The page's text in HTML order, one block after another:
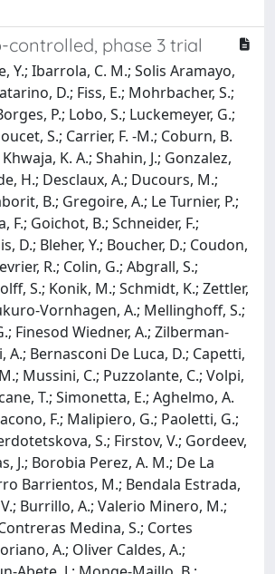
controlled, phase 3 trial
Y.; Ibarrola, C. M.; Solis Aramayo,
D.; Fiss, E.; Mohrbacher, S.;
P.; Lobo, S.; Luckemeyer, G.;
S.; Carrier, F. -M.; Coburn, B.
K. A.; Shahin, J.; Gonzalez,
H.; Desclaux, A.; Ducours, M.;
B.; Gregoire, A.; Le Turnier, P.;
F.; Goichot, B.; Schneider, F.;
D.; Bleher, Y.; Boucher, D.; Coudon,
R.; Colin, G.; Abgrall, S.;
S.; Konik, M.; Schmidt, K.; Zettler,
Vornhagen, A.; Mellinghoff, S.;
Finesod Wiedner, A.; Zilberman-
A.; Bernasconi De Luca, D.; Capetti,
Mussini, C.; Puzzolante, C.; Volpi,
T.; Simonetta, E.; Aghelmo, A.
F.; Malipiero, G.; Paoletti, G.;
S.; Firstov, V.; Gordeev,
J.; Borobia Perez, A. M.; De La
Barrientos, M.; Bendala Estrada,
Burrillo, A.; Valerio Minero, M.;
Medina, S.; Cortes
A.; Oliver Caldes, A.;